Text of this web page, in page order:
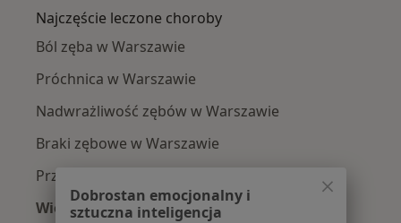
Najczęście leczone choroby
Ból zęba w Warszawie
Próchnica w Warszawie
Nadwrażliwość zębów w Warszawie
Braki zębowe w Warszawie
Przebarwienia zębów w Warszawie
Więcej (15)
Dobrostan emocjonalny i
sztuczna inteligencja